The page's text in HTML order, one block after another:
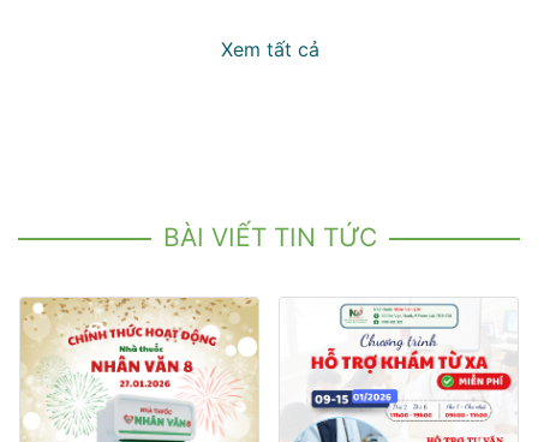
Xem tất cả
BÀI VIẾT TIN TỨC